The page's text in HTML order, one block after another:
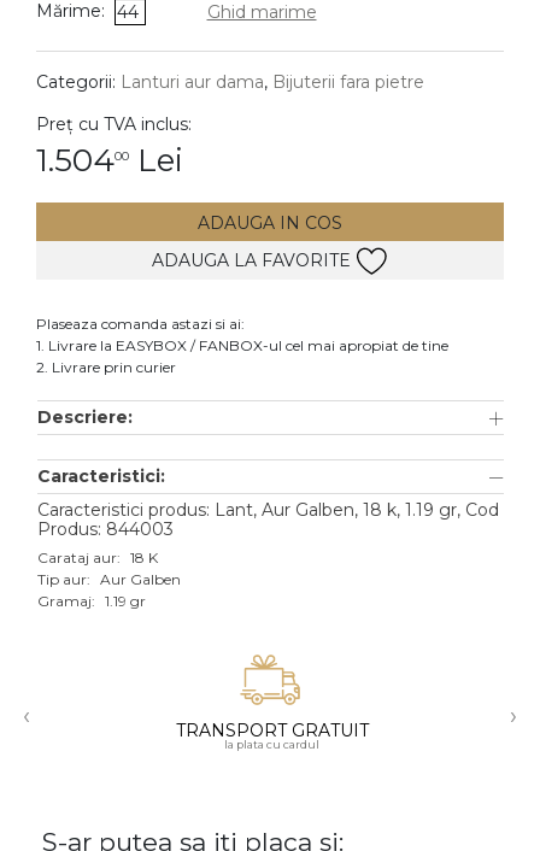
DIAMANTE Vezi toate
Cercei
Accesorii
Aur alb
Aur roz
Aur mixt
18K
Mărime: 44 Ghid marime
Categorii: Lanturi aur dama, Bijuterii fara pietre
Preț cu TVA inclus:
1.50400 Lei
ADAUGA IN COS
ADAUGA LA FAVORITE
Plaseaza comanda astazi si ai:
1. Livrare la EASYBOX / FANBOX-ul cel mai apropiat de tine
2. Livrare prin curier
Descriere:
Caracteristici:
Caracteristici produs: Lant, Aur Galben, 18 k, 1.19 gr, Cod
Produs: 844003
Carataj aur: 18 K
Tip aur: Aur Galben
Gramaj: 1.19 gr
‹ TRANSPORT GRATUIT
la plata cu cardul
›
S-ar putea sa iti placa si: